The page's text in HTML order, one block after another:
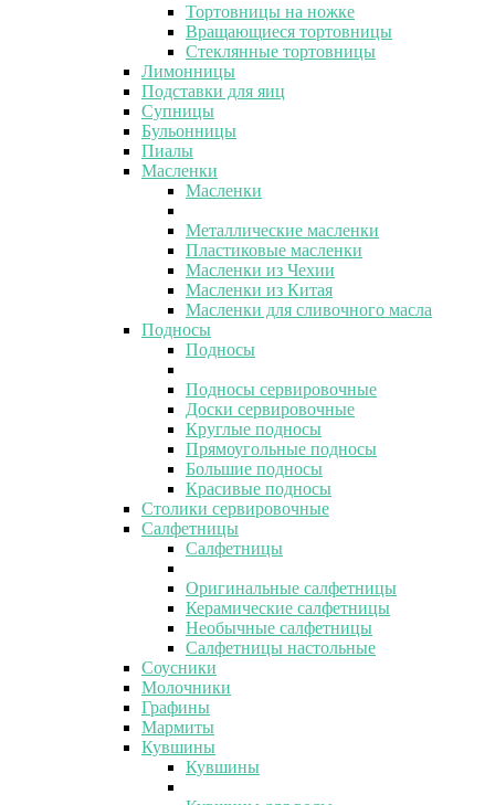
Тортовницы на ножке
Вращающиеся тортовницы
Стеклянные тортовницы
Лимонницы
Подставки для яиц
Супницы
Бульонницы
Пиалы
Масленки
Масленки
Металлические масленки
Пластиковые масленки
Масленки из Чехии
Масленки из Китая
Масленки для сливочного масла
Подносы
Подносы
Подносы сервировочные
Доски сервировочные
Круглые подносы
Прямоугольные подносы
Большие подносы
Красивые подносы
Столики сервировочные
Салфетницы
Салфетницы
Оригинальные салфетницы
Керамические салфетницы
Необычные салфетницы
Салфетницы настольные
Соусники
Молочники
Графины
Мармиты
Кувшины
Кувшины